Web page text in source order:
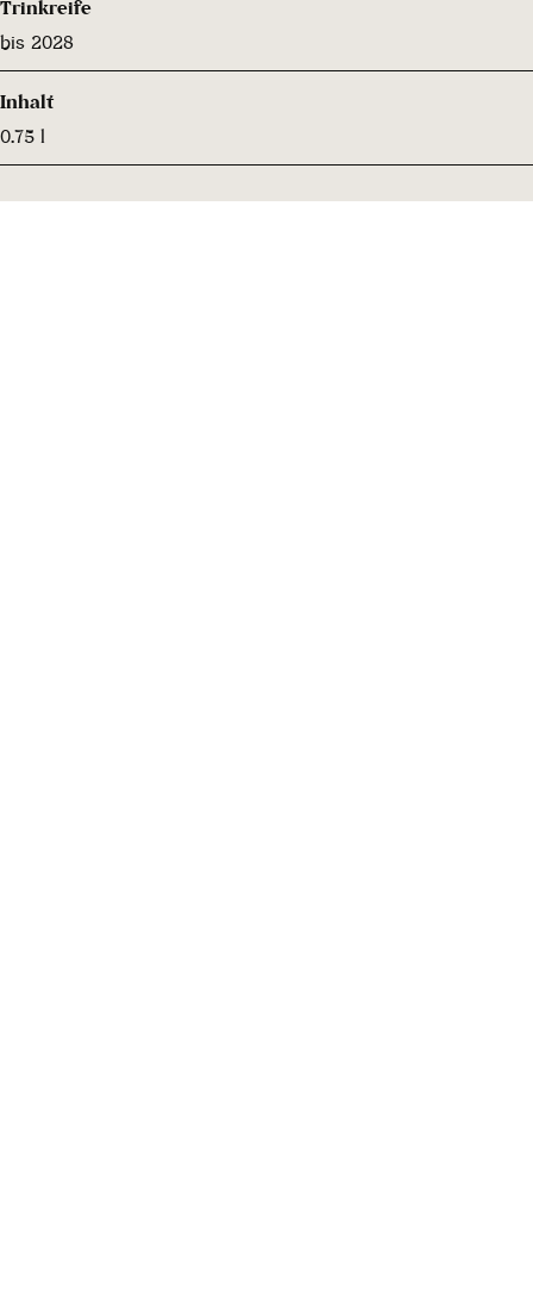
Trinkreife
bis 2028
Inhalt
0.75 l